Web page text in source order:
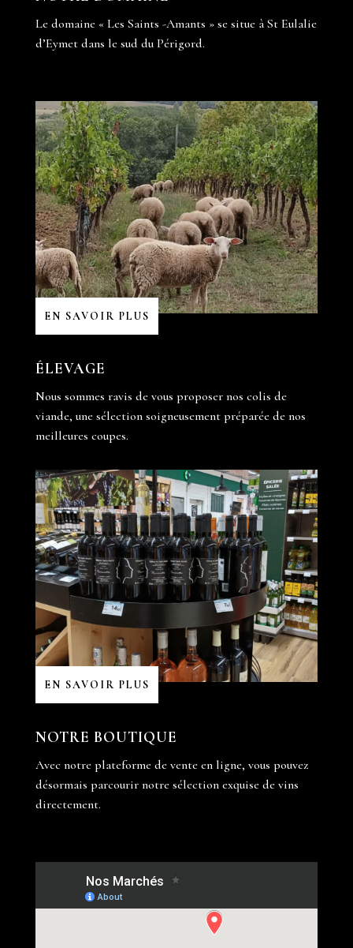
Le domaine « Les Saints -Amants » se situe à St Eulalie
d’Eymet dans le sud du Périgord.
EN SAVOIR PLUS
ÉLEVAGE
Nous sommes ravis de vous proposer nos colis de
viande, une sélection soigneusement préparée de nos
meilleures coupes.
EN SAVOIR PLUS
NOTRE BOUTIQUE
Avec notre plateforme de vente en ligne, vous pouvez
désormais parcourir notre sélection exquise de vins
directement.